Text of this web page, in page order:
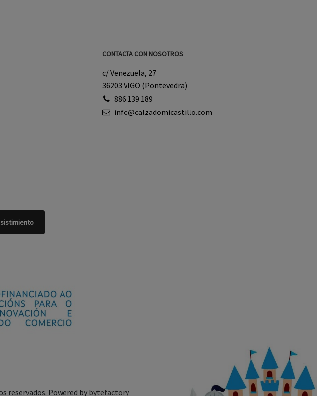
CONTACTA CON NOSOTROS
c/ Venezuela, 27
36203 VIGO (Pontevedra)
886 139 189
info@calzadomicastillo.com
reservados. Powered by bytefactory